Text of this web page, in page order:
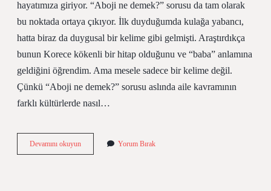
hayatımıza giriyor. “Aboji ne demek?” sorusu da tam olarak
bu noktada ortaya çıkıyor. İlk duyduğumda kulağa yabancı,
hatta biraz da duygusal bir kelime gibi gelmişti. Araştırdıkça
bunun Korece kökenli bir hitap olduğunu ve “baba” anlamına
geldiğini öğrendim. Ama mesele sadece bir kelime değil.
Çünkü “Aboji ne demek?” sorusu aslında aile kavramının
farklı kültürlerde nasıl…
Devamını okuyunKore
nedir
Yorum Bırak